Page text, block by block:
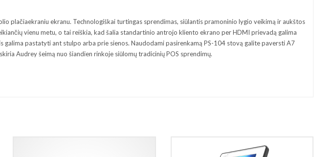
plačiaekraniu ekranu. Technologiškai turtingas sprendimas, siūlantis pramoninio lygio veikimą ir aukštos
vienu metu, o tai reiškia, kad šalia standartinio antrojo kliento ekrano per HDMI prievadą galima
pastatyti ant stulpo arba prie sienos. Naudodami pasirenkamą PS-104 stovą galite paversti A7
Audrey šeimą nuo šiandien rinkoje siūlomų tradicinių POS sprendimų.